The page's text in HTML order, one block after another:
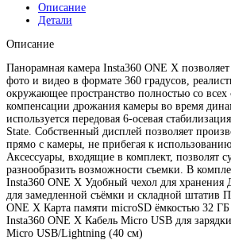
Описание
Детали
Описание
Панорамная камера Insta360 ONE X
фото и видео в формате 360 градусов,
окружающее пространство полностью со всех
компенсации дрожания камеры во время
используется передовая 6-осевая
State. Собственный дисплей позволяет
прямо с камеры, не прибегая к
Аксессуары, входящие в комплект, позволят
разнообразить возможности съемки. В
Insta360 ONE X Удобный чехол для хранения
для замедленной съёмки и складной штатив
ONE X Карта памяти microSD ёмкостью 32
Insta360 ONE X Кабель Micro USB для
Micro USB/Lightning (40 см)